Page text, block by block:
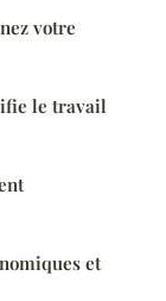
votre
le travail
et